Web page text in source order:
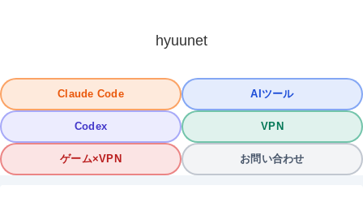
hyuunet
Claude Code AIツール
Codex VPN
ゲーム×VPN お問い合わせ